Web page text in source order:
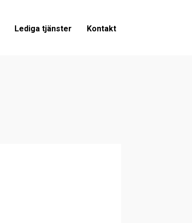
Lediga tjänster Kontakt